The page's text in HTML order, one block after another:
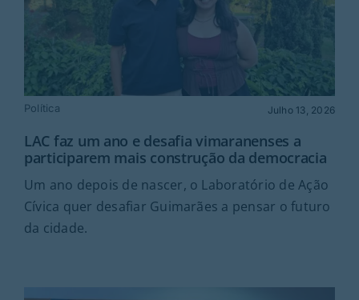
Política Julho 13, 2026
LAC faz um ano e desafia vimaranenses a
participarem mais construção da democracia
Um ano depois de nascer, o Laboratório de Ação
Cívica quer desafiar Guimarães a pensar o futuro
da cidade.